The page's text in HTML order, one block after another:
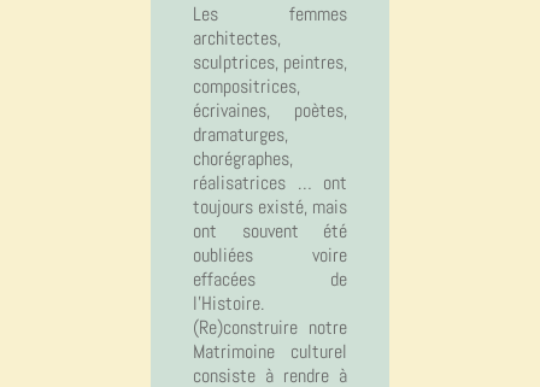
Les femmes
architectes,
sculptrices, peintres,
compositrices,
écrivaines, poètes,
dramaturges,
chorégraphes,
réalisatrices … ont
toujours existé, mais
ont souvent été
oubliées voire
effacées de
l’Histoire.
(Re)construire notre
Matrimoine culturel
consiste à rendre à